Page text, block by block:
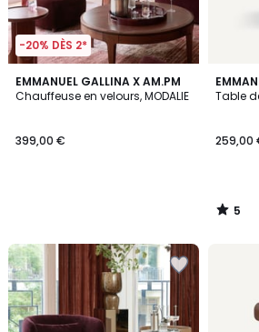
-20% DÈS 2*
EMMANUEL GALLINA X AM.PM
Chauffeuse en velours, MODALIE
399,00 €
Table
259,00
5
/
3
5
/